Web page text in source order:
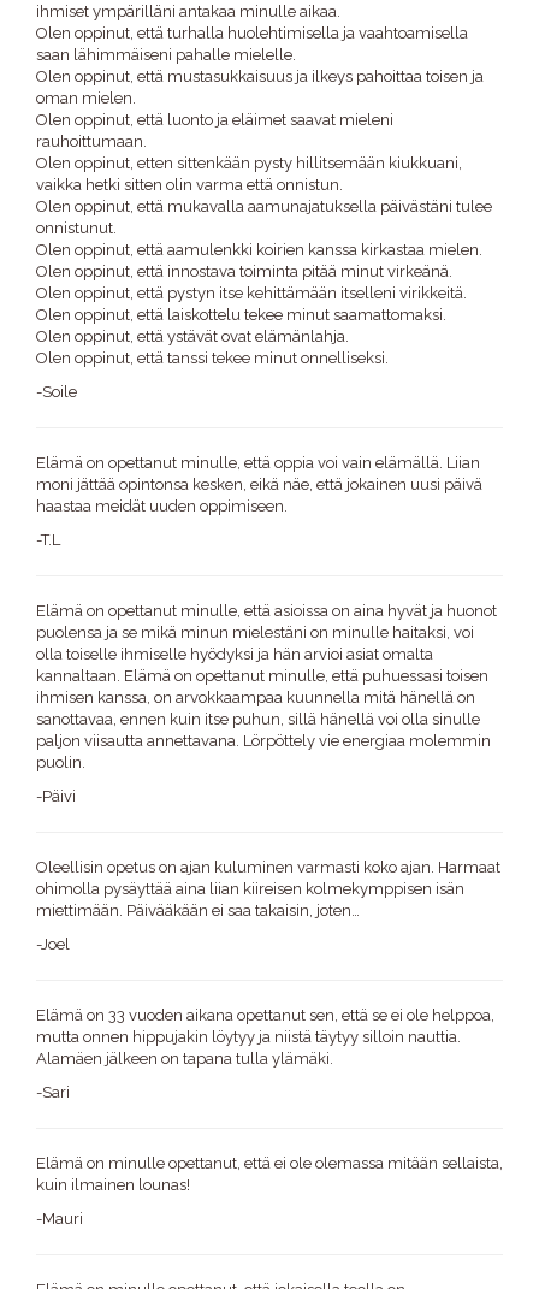
ihmiset ympärilläni antakaa minulle aikaa.
Olen oppinut, että turhalla huolehtimisella ja vaahtoamisella
saan lähimmäiseni pahalle mielelle.
Olen oppinut, että mustasukkaisuus ja ilkeys pahoittaa toisen ja
oman mielen.
Olen oppinut, että luonto ja eläimet saavat mieleni
rauhoittumaan.
Olen oppinut, etten sittenkään pysty hillitsemään kiukkuani,
vaikka hetki sitten olin varma että onnistun.
Olen oppinut, että mukavalla aamunajatuksella päivästäni tulee
onnistunut.
Olen oppinut, että aamulenkki koirien kanssa kirkastaa mielen.
Olen oppinut, että innostava toiminta pitää minut virkeänä.
Olen oppinut, että pystyn itse kehittämään itselleni virikkeitä.
Olen oppinut, että laiskottelu tekee minut saamattomaksi.
Olen oppinut, että ystävät ovat elämänlahja.
Olen oppinut, että tanssi tekee minut onnelliseksi.
-Soile
Elämä on opettanut minulle, että oppia voi vain elämällä. Liian
moni jättää opintonsa kesken, eikä näe, että jokainen uusi päivä
haastaa meidät uuden oppimiseen.
-T.L
Elämä on opettanut minulle, että asioissa on aina hyvät ja huonot
puolensa ja se mikä minun mielestäni on minulle haitaksi, voi
olla toiselle ihmiselle hyödyksi ja hän arvioi asiat omalta
kannaltaan. Elämä on opettanut minulle, että puhuessasi toisen
ihmisen kanssa, on arvokkaampaa kuunnella mitä hänellä on
sanottavaa, ennen kuin itse puhun, sillä hänellä voi olla sinulle
paljon viisautta annettavana. Lörpöttely vie energiaa molemmin
puolin.
-Päivi
Oleellisin opetus on ajan kuluminen varmasti koko ajan. Harmaat
ohimolla pysäyttää aina liian kiireisen kolmekymppisen isän
miettimään. Päivääkään ei saa takaisin, joten…
-Joel
Elämä on 33 vuoden aikana opettanut sen, että se ei ole helppoa,
mutta onnen hippujakin löytyy ja niistä täytyy silloin nauttia.
Alamäen jälkeen on tapana tulla ylämäki.
-Sari
Elämä on minulle opettanut, että ei ole olemassa mitään sellaista,
kuin ilmainen lounas!
-Mauri